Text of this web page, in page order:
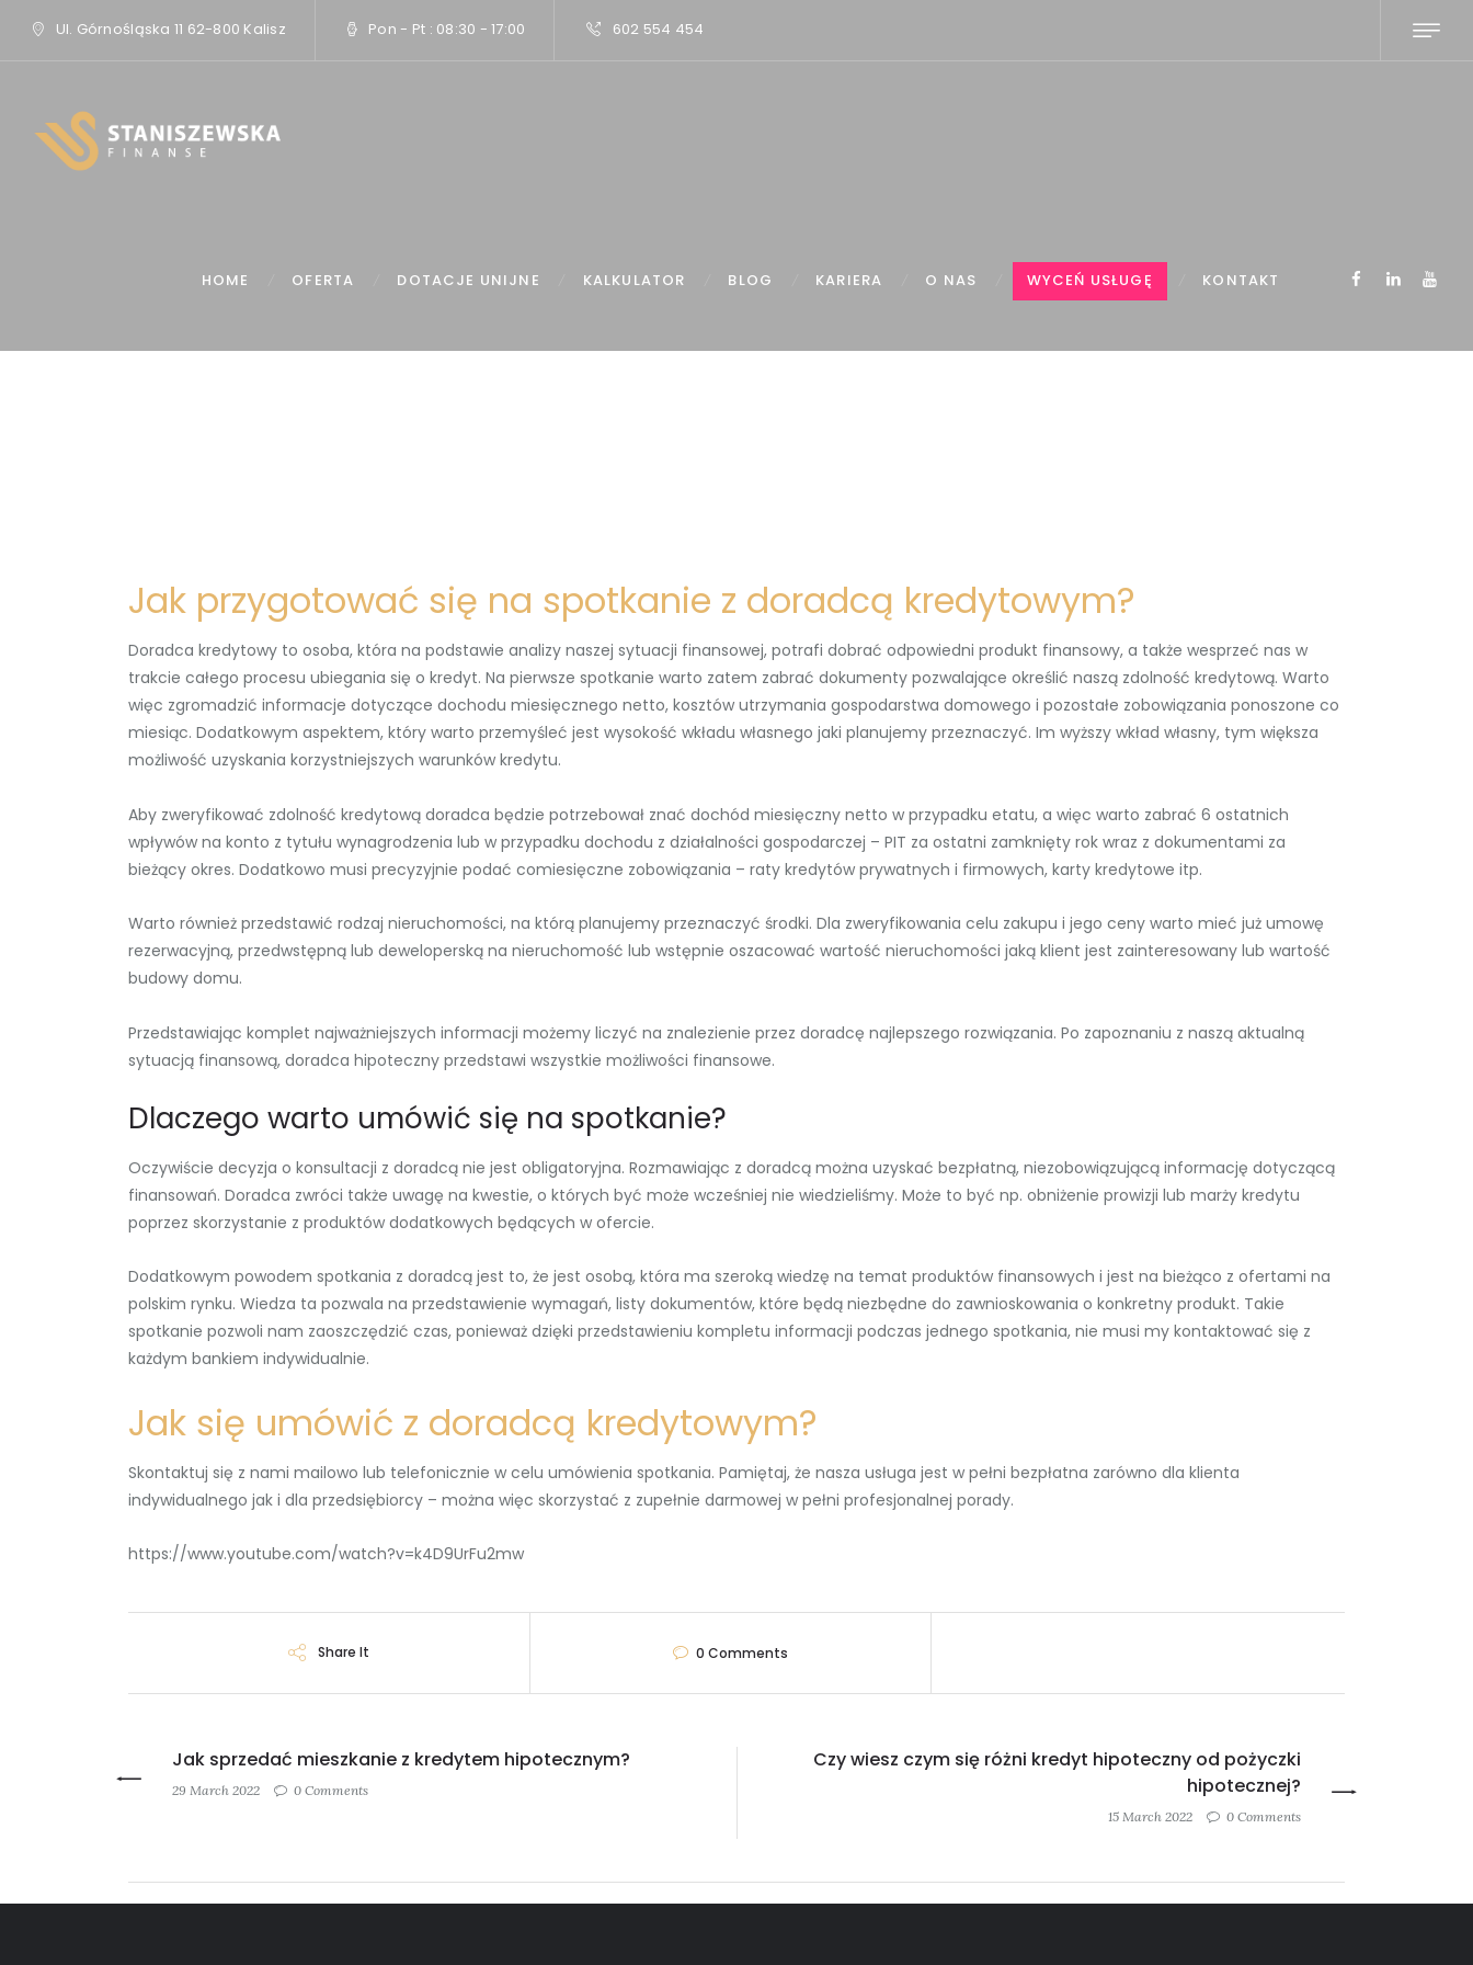
Ul. Górnośląska 11 62-800 Kalisz Pon - Pt : 08:30 - 17:00 602 554 454
HOME OFERTA DOTACJE UNIJNE KALKULATOR BLOG KARIERA O NAS WYCEŃ USŁUGĘ KONTAKT
Jak przygotować się na spotkanie z doradcą kredytowym?
Doradca kredytowy to osoba, która na podstawie analizy naszej sytuacji finansowej, potrafi dobrać odpowiedni produkt finansowy, a także wesprzeć nas w
trakcie całego procesu ubiegania się o kredyt. Na pierwsze spotkanie warto zatem zabrać dokumenty pozwalające określić naszą zdolność kredytową. Warto
więc zgromadzić informacje dotyczące dochodu miesięcznego netto, kosztów utrzymania gospodarstwa domowego i pozostałe zobowiązania ponoszone co
miesiąc. Dodatkowym aspektem, który warto przemyśleć jest wysokość wkładu własnego jaki planujemy przeznaczyć. Im wyższy wkład własny, tym większa
możliwość uzyskania korzystniejszych warunków kredytu.
Aby zweryfikować zdolność kredytową doradca będzie potrzebował znać dochód miesięczny netto w przypadku etatu, a więc warto zabrać 6 ostatnich
wpływów na konto z tytułu wynagrodzenia lub w przypadku dochodu z działalności gospodarczej – PIT za ostatni zamknięty rok wraz z dokumentami za
bieżący okres. Dodatkowo musi precyzyjnie podać comiesięczne zobowiązania – raty kredytów prywatnych i firmowych, karty kredytowe itp.
Warto również przedstawić rodzaj nieruchomości, na którą planujemy przeznaczyć środki. Dla zweryfikowania celu zakupu i jego ceny warto mieć już umowę
rezerwacyjną, przedwstępną lub deweloperską na nieruchomość lub wstępnie oszacować wartość nieruchomości jaką klient jest zainteresowany lub wartość
budowy domu.
Przedstawiając komplet najważniejszych informacji możemy liczyć na znalezienie przez doradcę najlepszego rozwiązania. Po zapoznaniu z naszą aktualną
sytuacją finansową, doradca hipoteczny przedstawi wszystkie możliwości finansowe.
Dlaczego warto umówić się na spotkanie?
Oczywiście decyzja o konsultacji z doradcą nie jest obligatoryjna. Rozmawiając z doradcą można uzyskać bezpłatną, niezobowiązującą informację dotyczącą
finansowań. Doradca zwróci także uwagę na kwestie, o których być może wcześniej nie wiedzieliśmy. Może to być np. obniżenie prowizji lub marży kredytu
poprzez skorzystanie z produktów dodatkowych będących w ofercie.
Dodatkowym powodem spotkania z doradcą jest to, że jest osobą, która ma szeroką wiedzę na temat produktów finansowych i jest na bieżąco z ofertami na
polskim rynku. Wiedza ta pozwala na przedstawienie wymagań, listy dokumentów, które będą niezbędne do zawnioskowania o konkretny produkt. Takie
spotkanie pozwoli nam zaoszczędzić czas, ponieważ dzięki przedstawieniu kompletu informacji podczas jednego spotkania, nie musi my kontaktować się z
każdym bankiem indywidualnie.
Jak się umówić z doradcą kredytowym?
Skontaktuj się z nami mailowo lub telefonicznie w celu umówienia spotkania. Pamiętaj, że nasza usługa jest w pełni bezpłatna zarówno dla klienta
indywidualnego jak i dla przedsiębiorcy – można więc skorzystać z zupełnie darmowej w pełni profesjonalnej porady.
https://www.youtube.com/watch?v=k4D9UrFu2mw
Share It 0 Comments
Jak sprzedać mieszkanie z kredytem hipotecznym?
29 March 2022 0 Comments
Czy wiesz czym się różni kredyt hipoteczny od pożyczki
hipotecznej?
15 March 2022 0 Comments